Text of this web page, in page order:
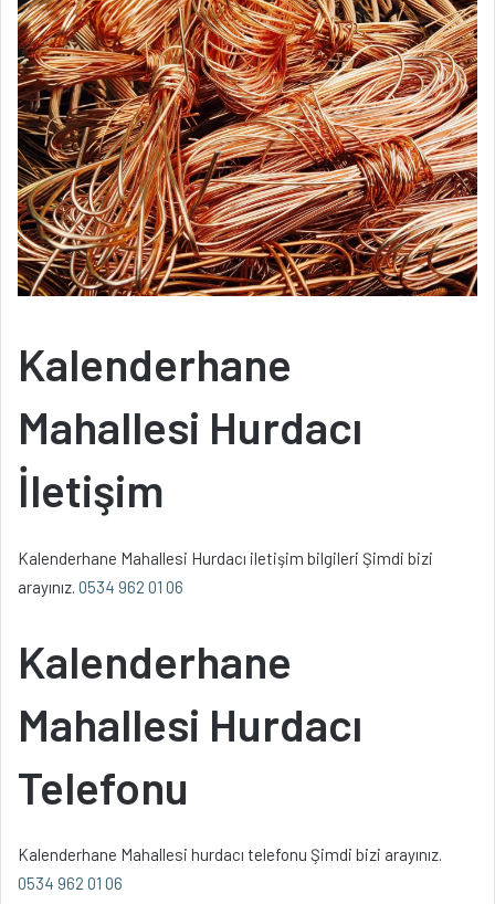
Kalenderhane
Mahallesi Hurdacı
İletişim
Kalenderhane Mahallesi Hurdacı iletişim bilgileri Şimdi bizi
arayınız. 0534 962 01 06
Kalenderhane
Mahallesi Hurdacı
Telefonu
Kalenderhane Mahallesi hurdacı telefonu Şimdi bizi arayınız.
0534 962 01 06